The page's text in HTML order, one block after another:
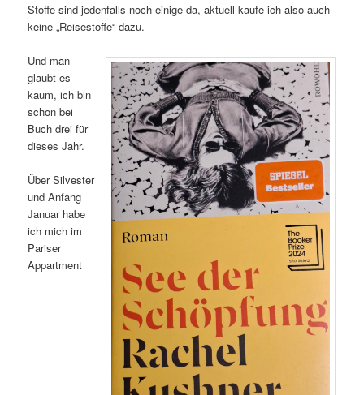
Stoffe sind jedenfalls noch einige da, aktuell kaufe ich also auch
keine „Reisestoffe“ dazu.
Und man
glaubt es
kaum, ich bin
schon bei
Buch drei für
dieses Jahr.
Über Silvester
und Anfang
Januar habe
ich mich im
Pariser
Appartment